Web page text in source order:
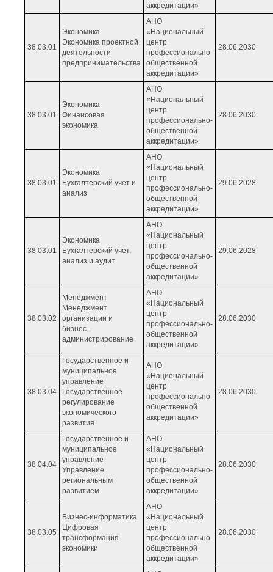
аккредитации»
38.03.01
Экономика
Экономика проектной
деятельности
предпринимательства
АНО
«Национальный
центр
профессионально-
общественной
аккредитации»
28.06.2030
38.03.01
Экономика
Финансовая
экономика
АНО
«Национальный
центр
профессионально-
общественной
аккредитации»
28.06.2030
38.03.01
Экономика
Бухгалтерский учет и
анализ
АНО
«Национальный
центр
профессионально-
общественной
аккредитации»
29.06.2028
38.03.01
Экономика
Бухгалтерский учет,
анализ и аудит
АНО
«Национальный
центр
профессионально-
общественной
аккредитации»
29.06.2028
38.03.02
Менеджмент
Менеджмент
организации и
бизнес-
администрирование
АНО
«Национальный
центр
профессионально-
общественной
аккредитации»
28.06.2030
38.03.04
Государственное и
муниципальное
управление
Государственное
регулирование
экономического
развития
АНО
«Национальный
центр
профессионально-
общественной
аккредитации»
28.06.2030
38.04.04
Государственное и
муниципальное
управление
Управление
региональным
развитием
АНО
«Национальный
центр
профессионально-
общественной
аккредитации»
28.06.2030
38.03.05
Бизнес-информатика
Цифровая
трансформация
экономики
АНО
«Национальный
центр
профессионально-
общественной
аккредитации»
28.06.2030